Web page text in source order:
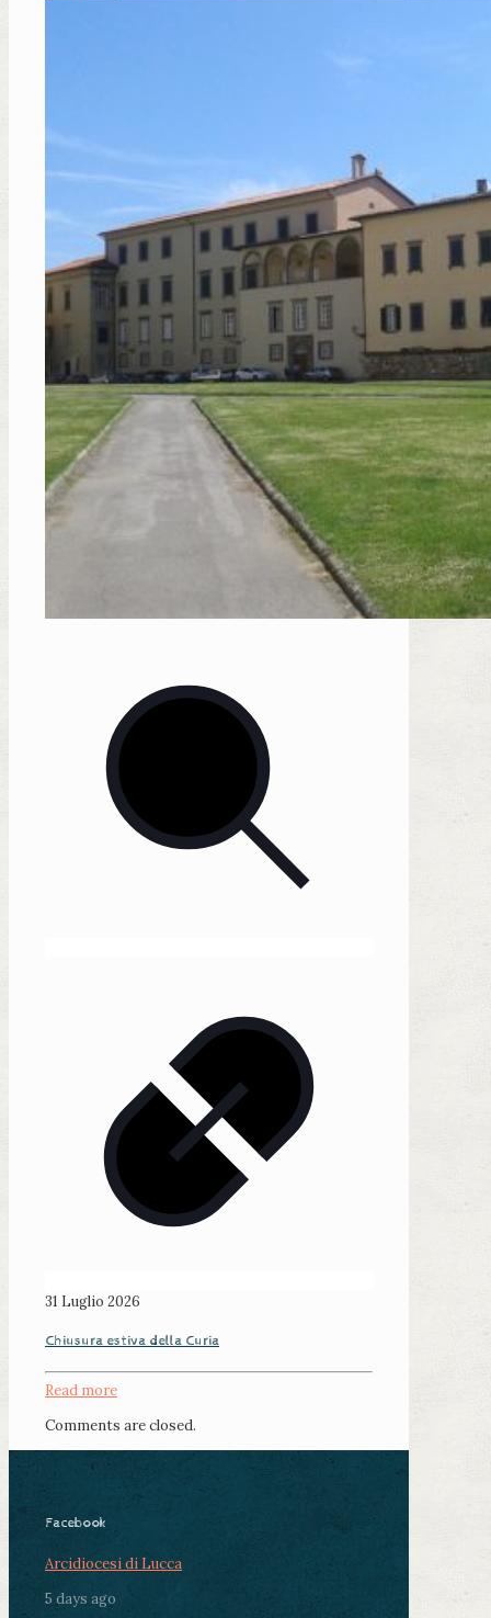
31 Luglio 2026
Chiusura estiva della Curia
Read more
Comments are closed.
Facebook
Arcidiocesi di Lucca
5 days ago